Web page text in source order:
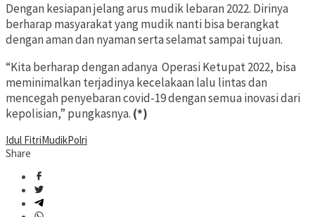
Dengan kesiapan jelang arus mudik lebaran 2022. Dirinya
berharap masyarakat yang mudik nanti bisa berangkat
dengan aman dan nyaman serta selamat sampai tujuan.
“Kita berharap dengan adanya Operasi Ketupat 2022, bisa
meminimalkan terjadinya kecelakaan lalu lintas dan
mencegah penyebaran covid-19 dengan semua inovasi dari
kepolisian,” pungkasnya. (*)
Idul FitriMudikPolri
Share